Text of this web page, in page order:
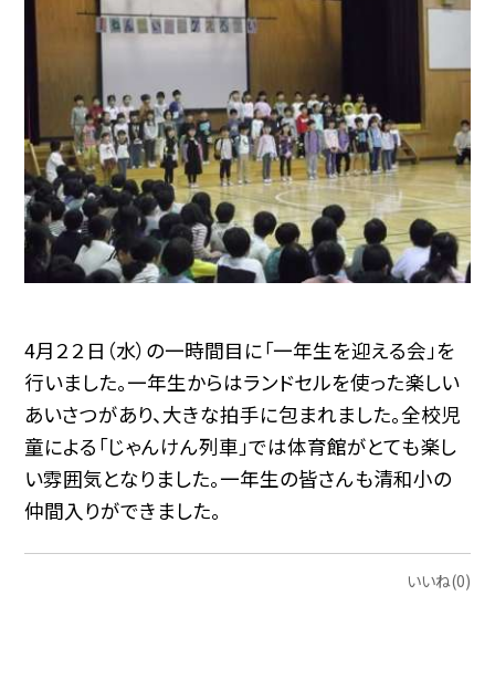
4月２２日（水）の一時間目に「一年生を迎える会」を
行いました。一年生からはランドセルを使った楽しい
あいさつがあり、大きな拍手に包まれました。全校児
童による「じゃんけん列車」では体育館がとても楽し
い雰囲気となりました。一年生の皆さんも清和小の
仲間入りができました。
いいね(0)